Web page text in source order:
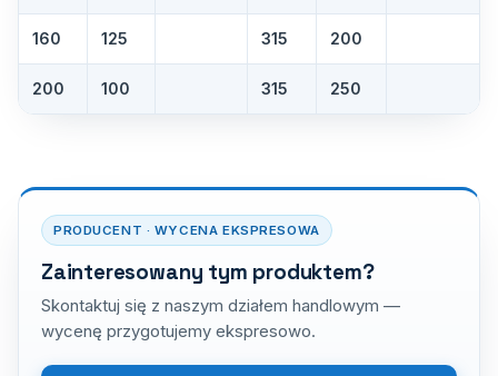
160 125 315 200
200 100 315 250
PRODUCENT · WYCENA EKSPRESOWA
Zainteresowany tym produktem?
Skontaktuj się z naszym działem handlowym —
wycenę przygotujemy ekspresowo.